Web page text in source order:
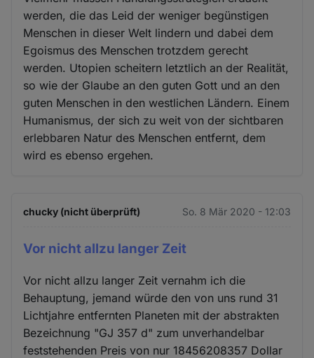
werden, die das Leid der weniger begünstigen
Menschen in dieser Welt lindern und dabei dem
Egoismus des Menschen trotzdem gerecht
werden. Utopien scheitern letztlich an der Realität,
so wie der Glaube an den guten Gott und an den
guten Menschen in den westlichen Ländern. Einem
Humanismus, der sich zu weit von der sichtbaren
erlebbaren Natur des Menschen entfernt, dem
wird es ebenso ergehen.
chucky (nicht überprüft) So. 8 Mär 2020 - 12:03
Vor nicht allzu langer Zeit
Vor nicht allzu langer Zeit vernahm ich die
Behauptung, jemand würde den von uns rund 31
Lichtjahre entfernten Planeten mit der abstrakten
Bezeichnung "GJ 357 d" zum unverhandelbar
feststehenden Preis von nur 18456208357 Dollar